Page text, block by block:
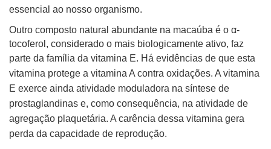
essencial ao nosso organismo.
Outro composto natural abundante na macaúba é o α-
tocoferol, considerado o mais biologicamente ativo, faz
parte da família da vitamina E. Há evidências de que esta
vitamina protege a vitamina A contra oxidações. A vitamina
E exerce ainda atividade moduladora na síntese de
prostaglandinas e, como consequência, na atividade de
agregação plaquetária. A carência dessa vitamina gera
perda da capacidade de reprodução.